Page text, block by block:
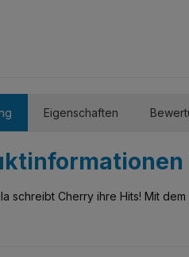
Eigenschaften
schreibt Cherry ihre Hits! Mit